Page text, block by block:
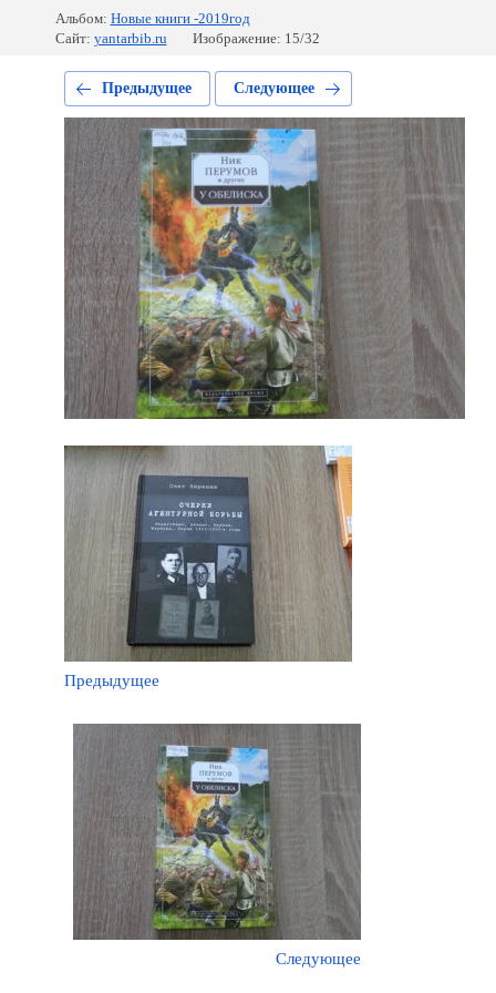
Альбом: Новые книги -2019год
Сайт: yantarbib.ru Изображение: 15/32
Предыдущее Следующее
Предыдущее
Следующее